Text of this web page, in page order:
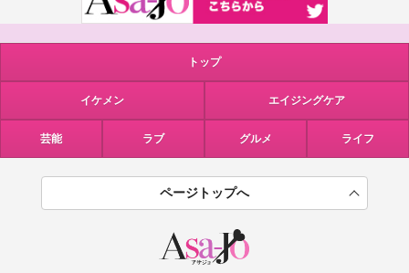
トップ
イケメン エイジングケア
芸能 ラブ グルメ ライフ
ページトップへ